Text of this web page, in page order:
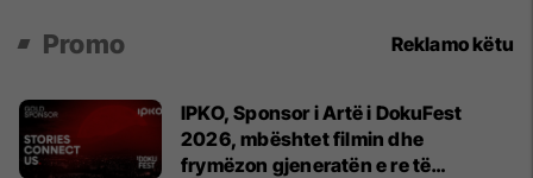
Promo Reklamo këtu
IPKO, Sponsor i Artë i DokuFest
2026, mbështet filmin dhe
frymëzon gjeneratën e re të